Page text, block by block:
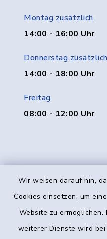
Wir weisen darauf hin,
Cookies einsetzen, um
Website zu ermöglichen.
weiterer Dienste wird
Montag zusätzlich
14:00 - 16:00 Uhr
Donnerstag zusätzlich
14:00 - 18:00 Uhr
Freitag
08:00 - 12:00 Uhr